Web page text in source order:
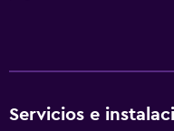
Servicios e